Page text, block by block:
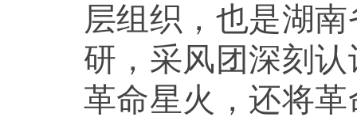
层组织，也是湖
研，采风团深刻
革命星火，还将